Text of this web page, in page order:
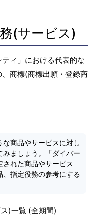
(サービス)
ィ」における代表的な
商標(商標出願・登録商
な商品やサービスに対し
みましょう。「ダイバー
された商品やサービス
、指定役務の参考にする
)一覧 (全期間)